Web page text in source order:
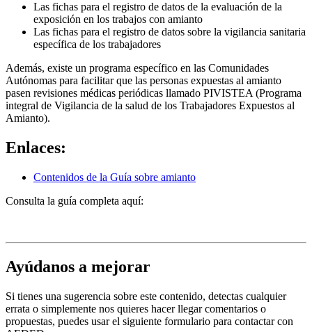
Las fichas para el registro de datos de la evaluación de la
exposición en los trabajos con amianto
Las fichas para el registro de datos sobre la vigilancia sanitaria
específica de los trabajadores
Además, existe un programa específico en las Comunidades
Autónomas para facilitar que las personas expuestas al amianto
pasen revisiones médicas periódicas llamado PIVISTEA (Programa
integral de Vigilancia de la salud de los Trabajadores Expuestos al
Amianto).
Enlaces:
Contenidos de la Guía sobre amianto
Consulta la guía completa aquí:
Ayúdanos a mejorar
Si tienes una sugerencia sobre este contenido, detectas cualquier
errata o simplemente nos quieres hacer llegar comentarios o
propuestas, puedes usar el siguiente formulario para contactar con